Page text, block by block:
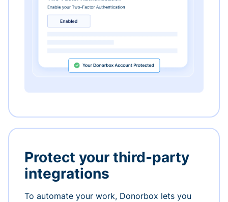
Protect your third-party
integrations
To automate your work, Donorbox lets you